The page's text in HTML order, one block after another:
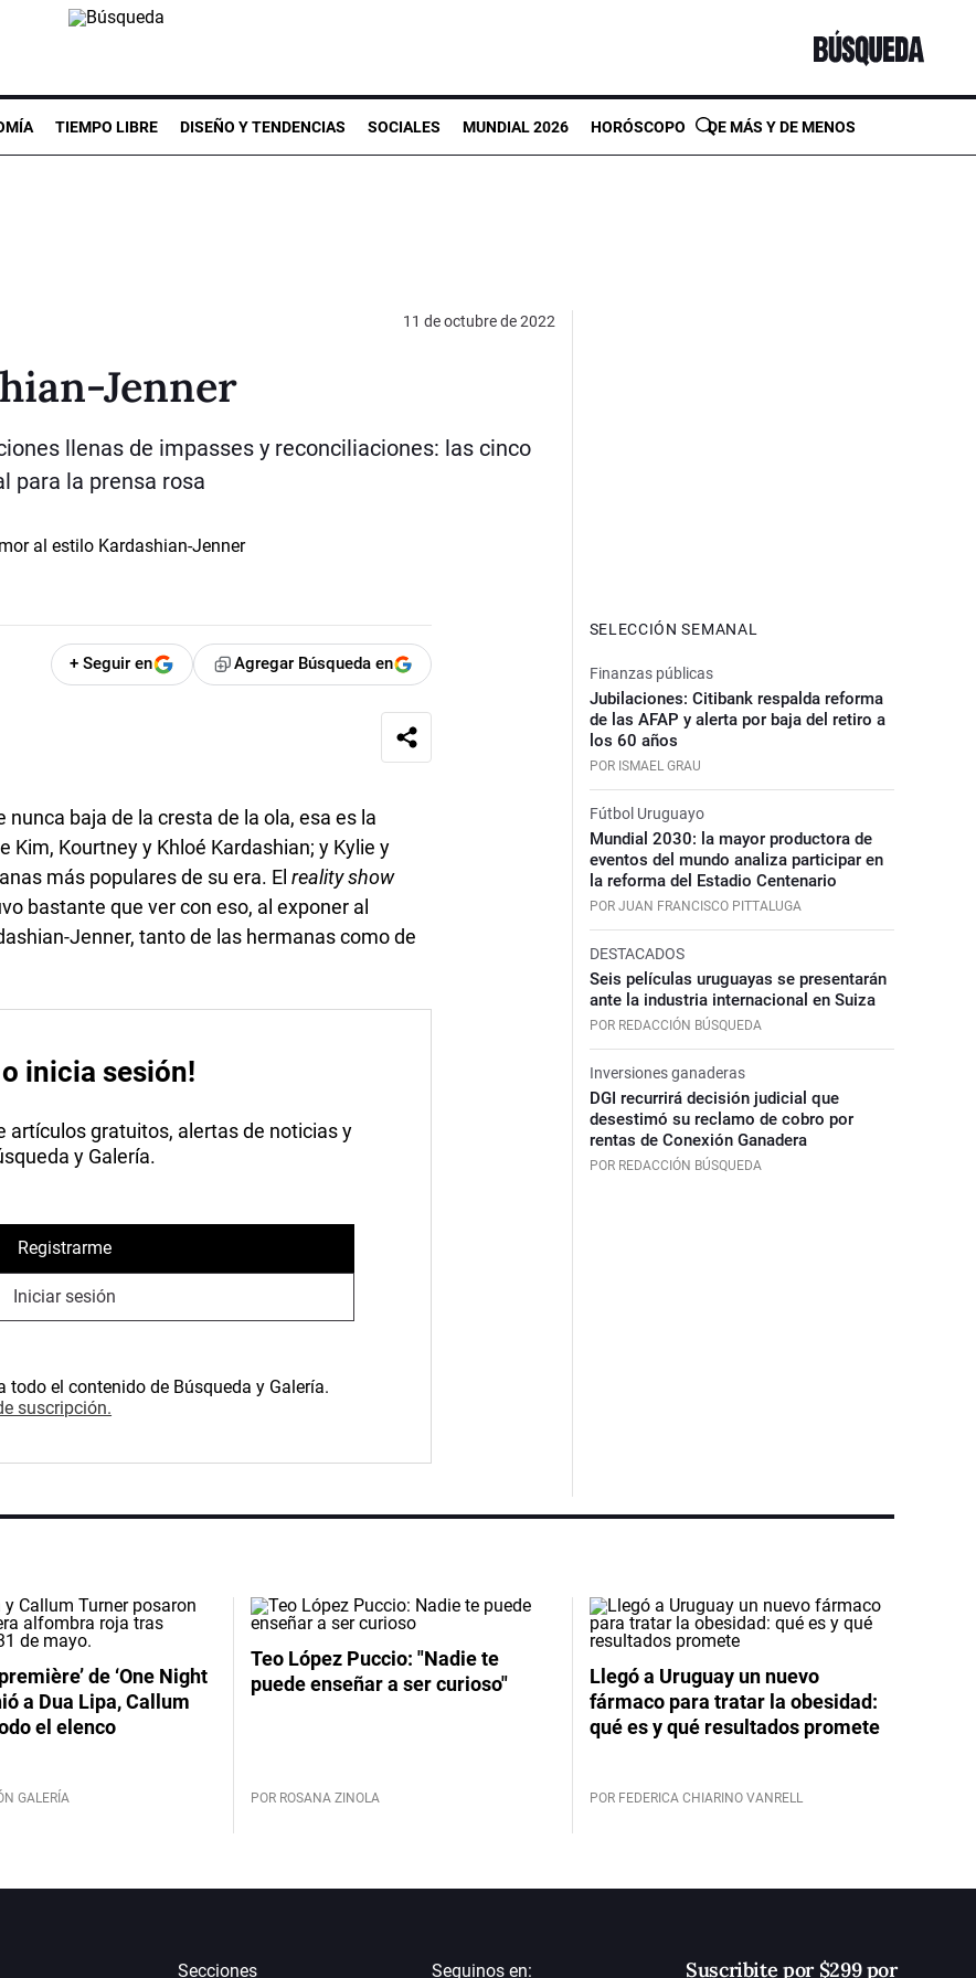
TIEMPO LIBRE DISEÑO Y TENDENCIAS SOCIALES MUNDIAL 2026 HORÓSCOPO DE MÁS Y DE MENOS
11 de octubre de 2022
Jenner
llenas de impasses y reconciliaciones: las cinco
para la prensa rosa
+ Seguir en Agregar Búsqueda en
baja de la cresta de la ola, esa es la
Kim, Kourtney y Khloé Kardashian; y Kylie y
más populares de su era. Elreality show
bastante que ver con eso, al exponer al
Jenner, tanto de las hermanas como de
inicia sesión!
artículos gratuitos, alertas de noticias y
y Galería.
Registrarme
Iniciar sesión
el contenido de Búsqueda y Galería.
suscripción.
SELECCIÓN SEMANAL
Finanzas públicas
Jubilaciones: Citibank respalda reforma
de las AFAP y alerta por baja del retiro a
los 60 años
POR ISMAEL GRAU
Fútbol Uruguayo
Mundial 2030: la mayor productora de
eventos del mundo analiza participar en
la reforma del Estadio Centenario
POR JUAN FRANCISCO PITTALUGA
DESTACADOS
Seis películas uruguayas se presentarán
ante la industria internacional en Suiza
POR REDACCIÓN BÚSQUEDA
Inversiones ganaderas
DGI recurrirá decisión judicial que
desestimó su reclamo de cobro por
rentas de Conexión Ganadera
POR REDACCIÓN BÚSQUEDA
de ‘One Night
a Dua Lipa, Callum
el elenco
GALERÍA
Teo López Puccio: "Nadie te
puede enseñar a ser curioso"
POR ROSANA ZINOLA
Llegó a Uruguay un nuevo
fármaco para tratar la obesidad:
qué es y qué resultados promete
POR FEDERICA CHIARINO VANRELL
Secciones Seguinos en: Suscribite por $299 por